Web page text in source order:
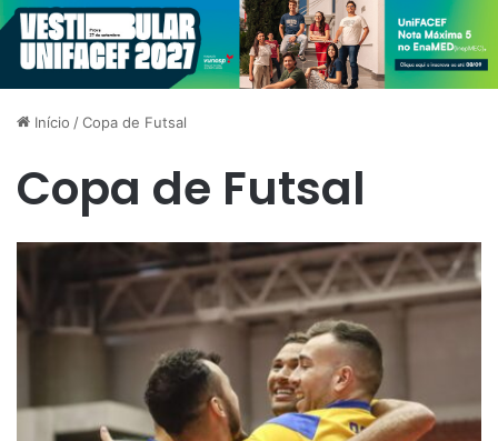
Início /Copa de Futsal
Copa de Futsal